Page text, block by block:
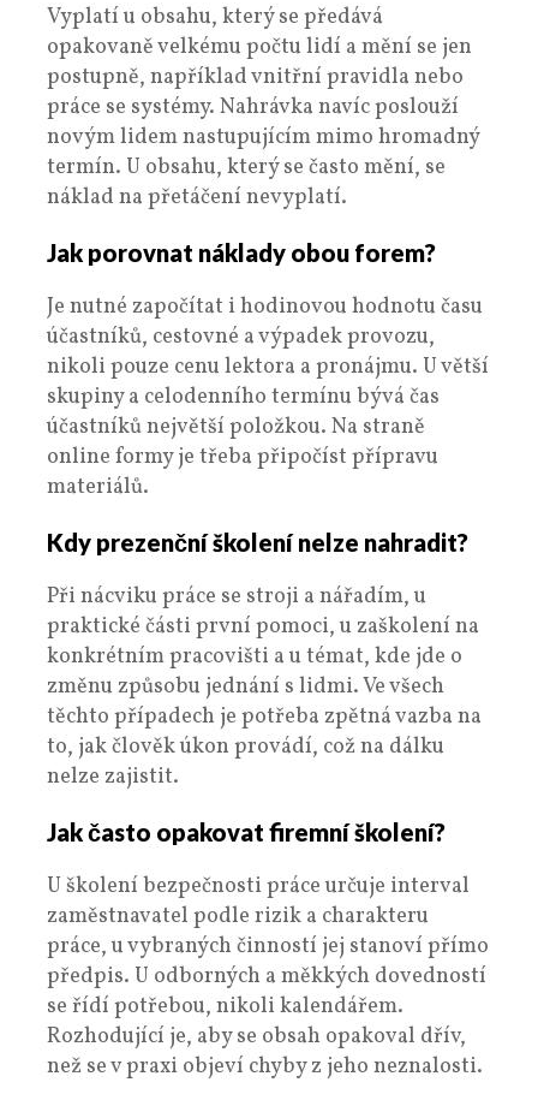
Vyplatí u obsahu, který se předává
opakovaně velkému počtu lidí a mění se jen
postupně, například vnitřní pravidla nebo
práce se systémy. Nahrávka navíc poslouží
novým lidem nastupujícím mimo hromadný
termín. U obsahu, který se často mění, se
náklad na přetáčení nevyplatí.
Jak porovnat náklady obou forem?
Je nutné započítat i hodinovou hodnotu času
účastníků, cestovné a výpadek provozu,
nikoli pouze cenu lektora a pronájmu. U větší
skupiny a celodenního termínu bývá čas
účastníků největší položkou. Na straně
online formy je třeba připočíst přípravu
materiálů.
Kdy prezenční školení nelze nahradit?
Při nácviku práce se stroji a nářadím, u
praktické části první pomoci, u zaškolení na
konkrétním pracovišti a u témat, kde jde o
změnu způsobu jednání s lidmi. Ve všech
těchto případech je potřeba zpětná vazba na
to, jak člověk úkon provádí, což na dálku
nelze zajistit.
Jak často opakovat firemní školení?
U školení bezpečnosti práce určuje interval
zaměstnavatel podle rizik a charakteru
práce, u vybraných činností jej stanoví přímo
předpis. U odborných a měkkých dovedností
se řídí potřebou, nikoli kalendářem.
Rozhodující je, aby se obsah opakoval dřív,
než se v praxi objeví chyby z jeho neznalosti.